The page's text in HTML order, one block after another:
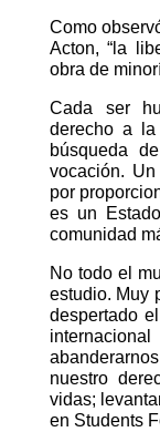
Como
Acton, “la
obra de
Cada ser
derecho a
búsqueda
vocación.
por
es un
comunidad
No todo el
estudio. Muy
despertado
nuestro
vidas;
en Students